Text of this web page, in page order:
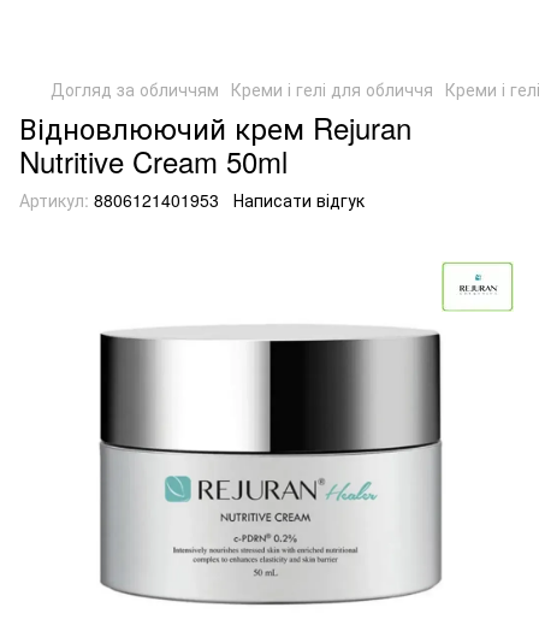
Догляд за обличчям Креми і гелі для обличчя Креми і
Відновлюючий крем Rejuran
Nutritive Cream 50ml
Артикул: 8806121401953 Написати відгук